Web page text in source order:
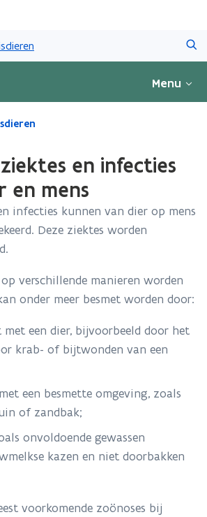
gaan
Menu
en infecties
en mens
infecties kunnen van dier op mens
Deze ziektes worden
verschillende manieren worden
onder meer besmet worden door:
een dier, bijvoorbeeld door het
krab- of bijtwonden van een
een besmette omgeving, zoals
of zandbak;
onvoldoende gewassen
kazen en niet doorbakken
voorkomende zoönoses bij